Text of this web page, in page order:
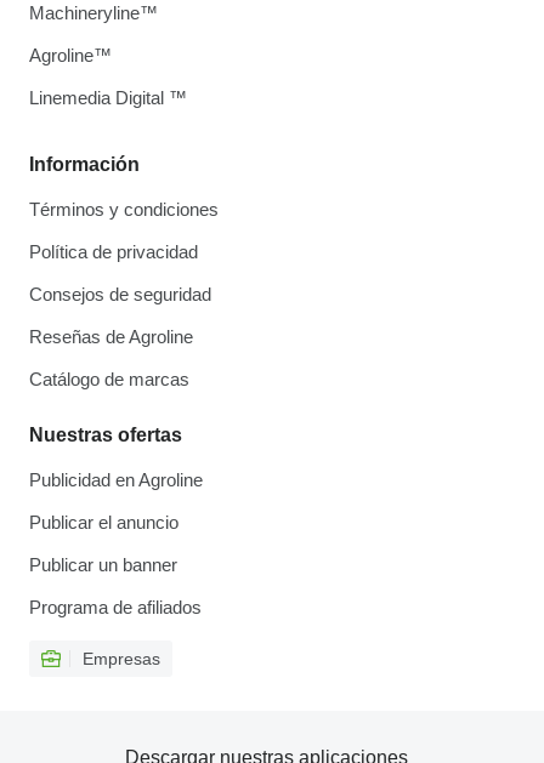
Información
Términos y condiciones
Política de privacidad
Consejos de seguridad
Reseñas de Agroline
Catálogo de marcas
Nuestras ofertas
Publicidad en Agroline
Publicar el anuncio
Publicar un banner
Programa de afiliados
Empresas
Machineryline™
Agroline™
Linemedia Digital ™
Descargar nuestras aplicaciones